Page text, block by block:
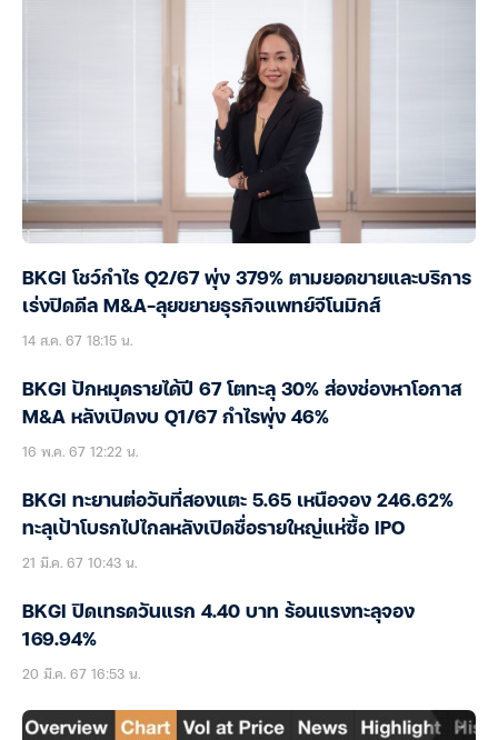
BKGI โชว์กำไร Q2/67 พุ่ง 379% ตามยอดขายและบริการ
เร่งปิดดีล M&A-ลุยขยายธุรกิจแพทย์จีโนมิกส์
14 ส.ค. 67 18:15 น.
BKGI ปักหมุดรายได้ปี 67 โตทะลุ 30% ส่องช่องหาโอกาส
M&A หลังเปิดงบ Q1/67 กำไรพุ่ง 46%
16 พ.ค. 67 12:22 น.
BKGI ทะยานต่อวันที่สองแตะ 5.65 เหนือจอง 246.62%
ทะลุเป้าโบรกไปไกลหลังเปิดชื่อรายใหญ่แห่ซื้อ IPO
21 มี.ค. 67 10:43 น.
BKGI ปิดเทรดวันแรก 4.40 บาท ร้อนแรงทะลุจอง
169.94%
20 มี.ค. 67 16:53 น.